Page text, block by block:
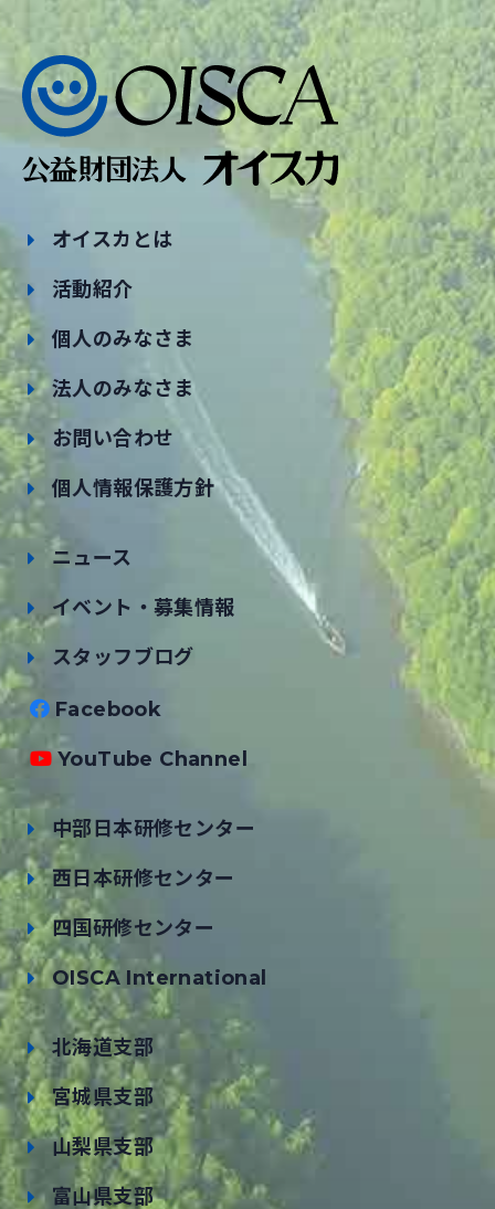
オイスカとは
活動紹介
個人のみなさま
法人のみなさま
お問い合わせ
個人情報保護方針
ニュース
イベント・募集情報
スタッフブログ
Facebook
YouTube Channel
中部日本研修センター
西日本研修センター
四国研修センター
OISCA International
北海道支部
宮城県支部
山梨県支部
富山県支部